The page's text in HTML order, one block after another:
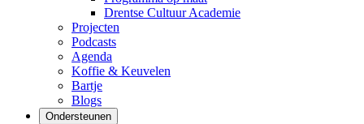
Drentse Cultuur Academie
Projecten
Podcasts
Agenda
Koffie & Keuvelen
Bartje
Blogs
Ondersteunen